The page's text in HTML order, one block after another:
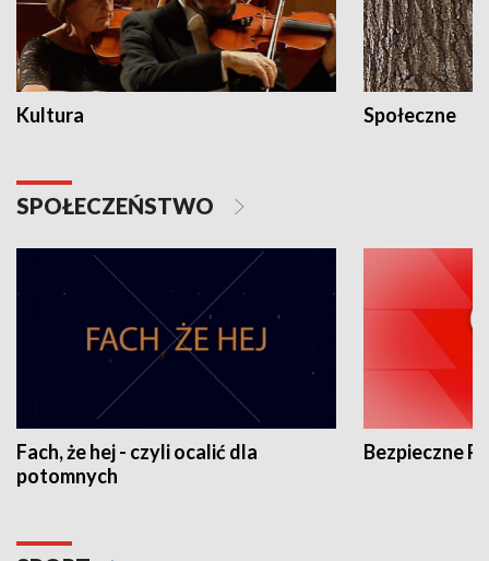
Kultura Społeczne
SPOŁECZEŃSTWO
Fach, że hej - czyli ocalić dla
potomnych
Bezpieczne